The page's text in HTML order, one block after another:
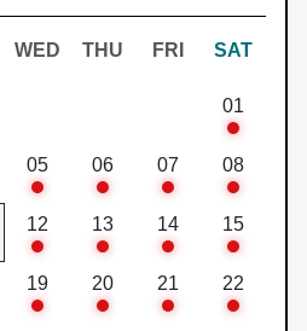
WED THU FRI SAT
01
05 06 07 08
12 13 14 15
19 20 21 22